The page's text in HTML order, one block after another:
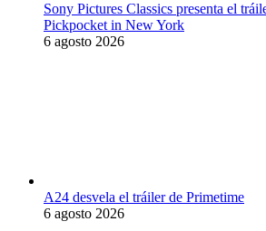
Sony Pictures Classics presenta el
Pickpocket in New York
6 agosto 2026
A24 desvela el tráiler de Primetime
6 agosto 2026